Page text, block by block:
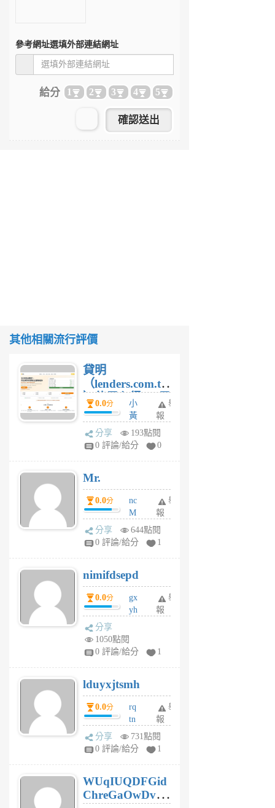
參考網址選填外部連結網址
給分 1 2 3 4 5
其他相關流行評價
貸明
（lenders.com.tw
）使用心得 — 民
間貸款比較平台
體驗
0.0分
小
黃
蜂
1
舉
報
分享
193點閱
0 評論/給分
0
Mr.
0.0分
nc
M
U
F
U
5
個
月
舉
報
分享
644點閱
0 評論/給分
1
nimifdsepd
0.0分
gx
yh
jl
月
前
舉
報
分享
1050點閱
0 評論/給分
1
lduyxjtsmh
0.0分
rq
tn
jt
gl
個
月
前
舉
報
分享
731點閱
0 評論/給分
1
WUqIUQDFGid
ChreGaOwDv